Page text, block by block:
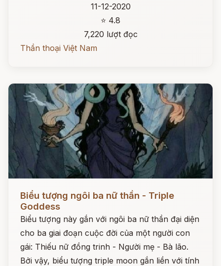
11-12-2020
⭐ 4.8
7,220 lượt đọc
Thần thoại Việt Nam
Đọc ngay
Biểu tượng ngôi ba nữ thần - Triple
Goddess
Biểu tượng này gắn với ngôi ba nữ thần đại diện
cho ba giai đoạn cuộc đời của một người con
gái: Thiếu nữ đồng trinh - Người mẹ - Bà lão.
Bởi vậy, biểu tượng triple moon gắn liền với tính